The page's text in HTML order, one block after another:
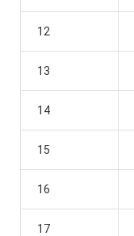
12
13
14
15
16
17